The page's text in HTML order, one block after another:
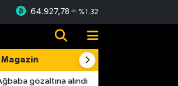
64.927,78 %1.32
Magazin Resmi İlanlar
gözaltına alındı